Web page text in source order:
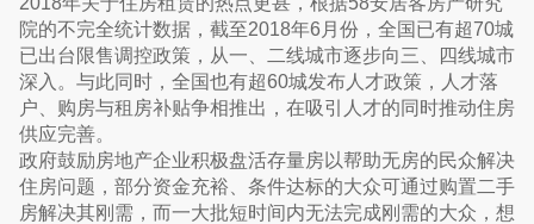
院的不完全统计数据，截至2018年6月份，全国已有超70城
已出台限售调控政策，从一、二线城市逐步向三、四线城市
深入。与此同时，全国也有超60城发布人才政策，人才落
户、购房与租房补贴争相推出，在吸引人才的同时推动住房
供应完善。
政府鼓励房地产企业积极盘活存量房以帮助无房的民众解决
住房问题，部分资金充裕、条件达标的大众可通过购置二手
房解决其刚需，而一大批短时间内无法完成刚需的大众，想